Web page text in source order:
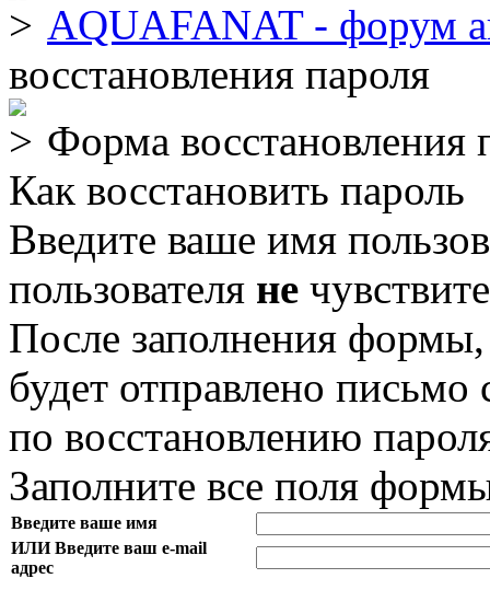
AQUAFANAT - форум
восстановления пароля
Форма восстановления
Как восстановить пароль
Введите ваше имя
пользователя не
После заполнения
будет отправлено
по восстановлению
Заполните все поля
Введите ваше имя
ИЛИ Введите ваш e-mail
адрес